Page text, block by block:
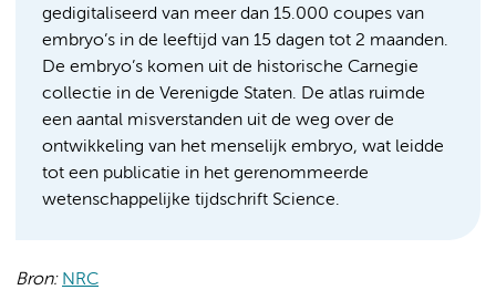
gedigitaliseerd van meer dan 15.000 coupes van
embryo’s in de leeftijd van 15 dagen tot 2 maanden.
De embryo’s komen uit de historische Carnegie
collectie in de Verenigde Staten. De atlas ruimde
een aantal misverstanden uit de weg over de
ontwikkeling van het menselijk embryo, wat leidde
tot een publicatie in het gerenommeerde
wetenschappelijke tijdschrift Science.
Bron: NRC